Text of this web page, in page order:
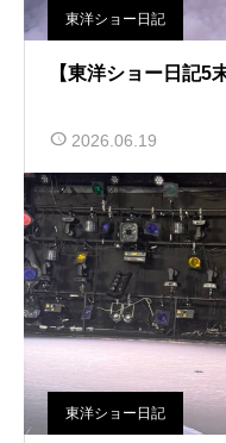
東洋ショー日記
【東洋ショー日記5
2026.06.19
東洋ショー日記